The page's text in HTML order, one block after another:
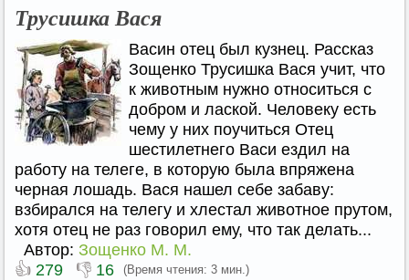
Трусишка Вася
Васин отец был кузнец. Рассказ
Зощенко Трусишка Вася учит, что
к животным нужно относиться с
добром и лаской. Человеку есть
чему у них поучиться Отец
шестилетнего Васи ездил на
работу на телеге, в которую была впряжена
черная лошадь. Вася нашел себе забаву:
взбирался на телегу и хлестал животное прутом,
хотя отец не раз говорил ему, что так делать...
Автор: Зощенко М. М.
👍 279 👎 16 (Время чтения: 3 мин.)